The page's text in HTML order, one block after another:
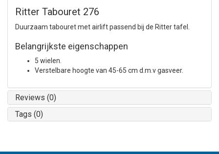
Ritter Tabouret 276
Duurzaam tabouret met airlift passend bij de Ritter tafel.
Belangrijkste eigenschappen
5 wielen.
Verstelbare hoogte van 45-65 cm d.m.v gasveer.
Reviews (0)
Tags (0)